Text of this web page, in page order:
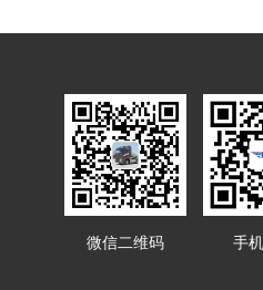
微信二维码 手